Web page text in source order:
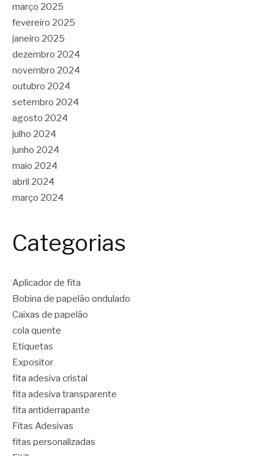
março 2025
fevereiro 2025
janeiro 2025
dezembro 2024
novembro 2024
outubro 2024
setembro 2024
agosto 2024
julho 2024
junho 2024
maio 2024
abril 2024
março 2024
Categorias
Aplicador de fita
Bobina de papelão ondulado
Caixas de papelão
cola quente
Etiquetas
Expositor
fita adesiva cristal
fita adesiva transparente
fita antiderrapante
Fitas Adesivas
fitas personalizadas